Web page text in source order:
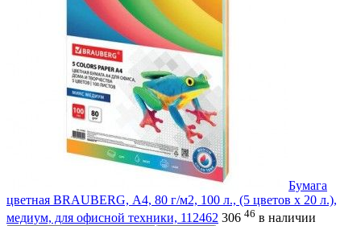
Бумага
цветная BRAUBERG, А4, 80 г/м2, 100 л., (5 цветов х 20 л.),
медиум, для офисной техники, 112462 306 46 в наличии